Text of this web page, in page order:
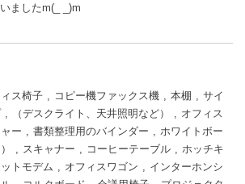
ましたm(_ _)m
ス椅子 コピー機ファックス機 本棚
サイ
（デスクライト、天井照明など）
オフィス
ー 書類整理用のバインダー
ホワイトボー
スキャナー コーヒーテーブル
ホッチキ
トモデム オフィスワゴン
インターホンシ